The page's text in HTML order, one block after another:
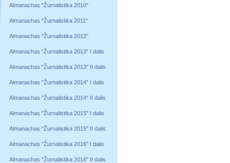
Almanachas "Žurnalistika 2010"
Almanachas "Žurnalistika 2011"
Almanachas "Žurnalistika 2012"
Almanachas "Žurnalistika 2013" I dalis
Almanachas "Žurnalistika 2013" II dalis
Almanachas "Žurnalistika 2014" I dalis
Almanachas "Žurnalistika 2014" II dalis
Almanachas "Žurnalistika 2015" I dalis
Almanachas "Žurnalistika 2015" II dalis
Almanachas "Žurnalistika 2016" I dalis
Almanachas "Žurnalistika 2016" II dalis